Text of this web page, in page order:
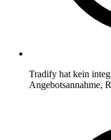
Tradify hat kein
Angebotsannahme,